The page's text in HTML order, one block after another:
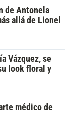
de Antonela
allá de Lionel
Vázquez, se
look floral y
médico de